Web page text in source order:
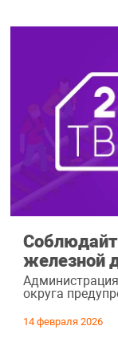
железной
округа
14 февраля 2026